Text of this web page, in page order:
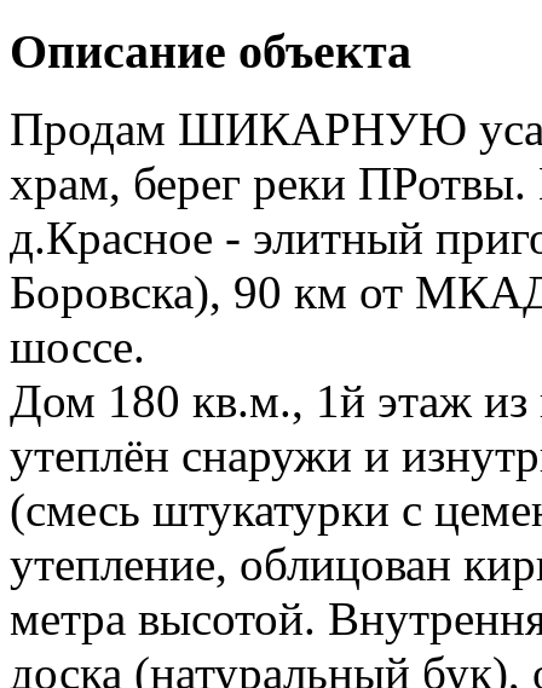
Описание объекта
Продам ШИКАРНУЮ
храм, берег реки ПРотвы.
д.Красное - элитный
Боровска), 90 км от
шоссе.
Дом 180 кв.м., 1й этаж из
утеплён снаружи и
(смесь штукатурки с
утепление, облицован
метра высотой.
доска (натуральный бук),